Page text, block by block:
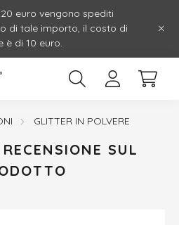
euro vengono spediti
di tale importo, il costo di
è di 10 euro.
GLITTER IN POLVERE
SUL